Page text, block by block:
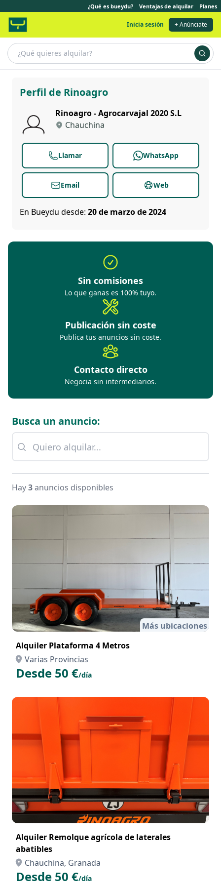
¿Qué es bueydu? Ventajas de alquilar Planes
Inicia sesión + Anúnciate
Perfil de Rinoagro
Rinoagro - Agrocarvajal 2020 S.L
Chauchina
Llamar WhatsApp
Email Web
En Bueydu desde: 20 de marzo de 2024
Sin comisiones
Lo que ganas es 100% tuyo.
Publicación sin coste
Publica tus anuncios sin coste.
Contacto directo
Negocia sin intermediarios.
Busca un anuncio:
Hay3anuncios disponibles
Más ubicaciones
Alquiler Plataforma 4 Metros
Varias Provincias
Desde 50 €/día
Alquiler Remolque agrícola de laterales
abatibles
Chauchina, Granada
Desde 50 €/día